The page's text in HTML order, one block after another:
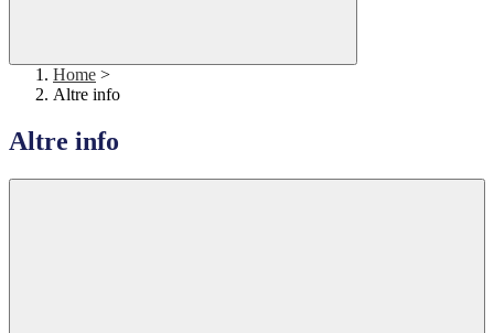
Home >
Altre info
Altre info